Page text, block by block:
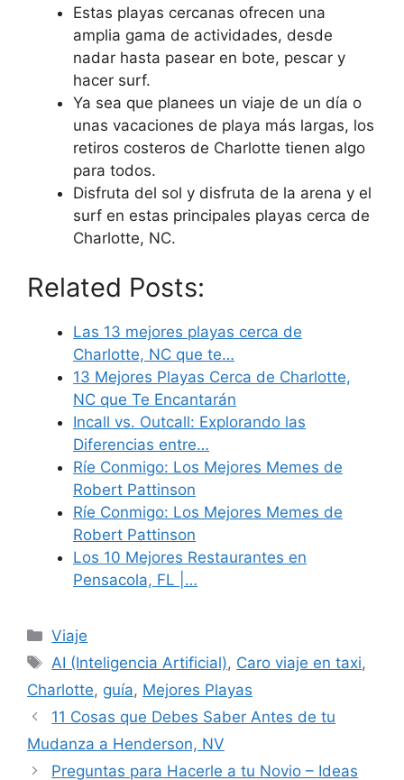
Estas playas cercanas ofrecen una
amplia gama de actividades, desde
nadar hasta pasear en bote, pescar y
hacer surf.
Ya sea que planees un viaje de un día o
unas vacaciones de playa más largas, los
retiros costeros de Charlotte tienen algo
para todos.
Disfruta del sol y disfruta de la arena y el
surf en estas principales playas cerca de
Charlotte, NC.
Related Posts:
Las 13 mejores playas cerca de
Charlotte, NC que te…
13 Mejores Playas Cerca de Charlotte,
NC que Te Encantarán
Incall vs. Outcall: Explorando las
Diferencias entre…
Ríe Conmigo: Los Mejores Memes de
Robert Pattinson
Ríe Conmigo: Los Mejores Memes de
Robert Pattinson
Los 10 Mejores Restaurantes en
Pensacola, FL |…
Categories
Viaje
Tags
AI (Inteligencia Artificial), Caro viaje en taxi,
Charlotte, guía, Mejores Playas
11 Cosas que Debes Saber Antes de tu
Mudanza a Henderson, NV
Preguntas para Hacerle a tu Novio – Ideas